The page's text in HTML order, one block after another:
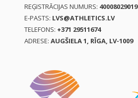
REĢISTRĀCIJAS NUMURS: 40008029019
E-PASTS: LVS@ATHLETICS.LV
TELEFONS: +371 29511674
ADRESE: AUGŠIELA 1, RĪGA, LV-1009